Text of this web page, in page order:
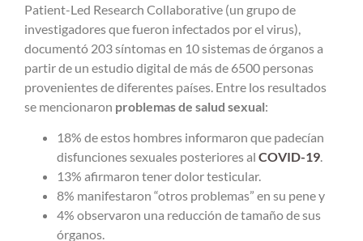
Patient-Led Research Collaborative (un grupo de
investigadores que fueron infectados por el virus),
documentó 203 síntomas en 10 sistemas de órganos a
partir de un estudio digital de más de 6500 personas
provenientes de diferentes países. Entre los resultados
se mencionaron problemas de salud sexual:
18% de estos hombres informaron que padecían
disfunciones sexuales posteriores al COVID-19.
13% afirmaron tener dolor testicular.
8% manifestaron “otros problemas” en su pene y
4% observaron una reducción de tamaño de sus
órganos.